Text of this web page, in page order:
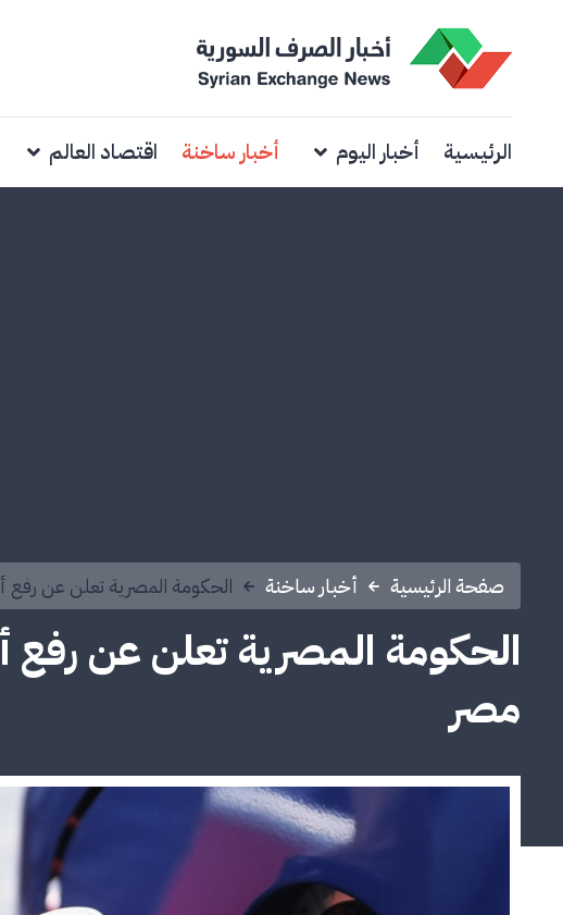
الرئيسية أخبار اليوم أخبار ساخنة اقتصاد العالم
صفحة الرئيسية أخبار ساخنة الحكومة المصرية تعلن عن رفع
الحكومة المصرية تعلن عن رفع
مصر